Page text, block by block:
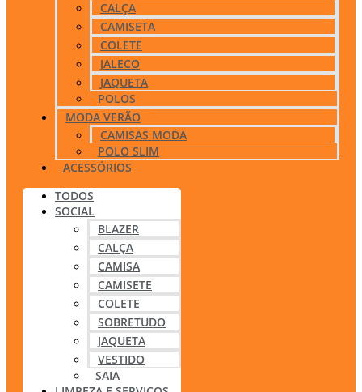
CALÇA
CAMISETA
COLETE
JALECO
JAQUETA
POLOS
MODA VERÃO
CAMISAS MODA
POLO SLIM
ACESSÓRIOS
TODOS
SOCIAL
BLAZER
CALÇA
CAMISA
CAMISETE
COLETE
SOBRETUDO
JAQUETA
VESTIDO
SAIA